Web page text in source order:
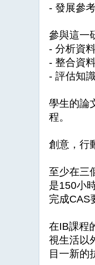
- 發展參
參與這一
- 分析資
- 整合資
- 評估知
學生的論
程。
創意，行
至少在三
是150小
完成CAS
在IB課程
視生活以
目一新的